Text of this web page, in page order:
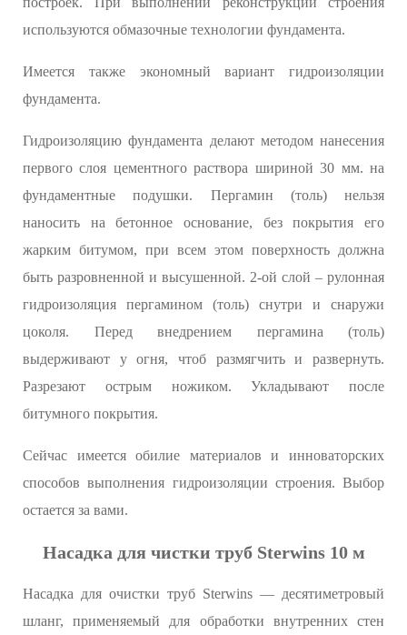
используются обмазочные технологии фундамента.
Имеется также экономный вариант гидроизоляции
фундамента.
Гидроизоляцию фундамента делают методом нанесения
первого слоя цементного раствора шириной 30 мм. на
фундаментные подушки. Пергамин (толь) нельзя
наносить на бетонное основание, без покрытия его
жарким битумом, при всем этом поверхность должна
быть разровненной и высушенной. 2-ой слой – рулонная
гидроизоляция пергамином (толь) снутри и снаружи
цоколя. Перед внедрением пергамина (толь)
выдерживают у огня, чтоб размягчить и развернуть.
Разрезают острым ножиком. Укладывают после
битумного покрытия.
Сейчас имеется обилие материалов и инноваторских
способов выполнения гидроизоляции строения. Выбор
остается за вами.
Насадка для чистки труб Sterwins 10 м
Насадка для очистки труб Sterwins — десятиметровый
шланг, применяемый для обработки внутренних стен